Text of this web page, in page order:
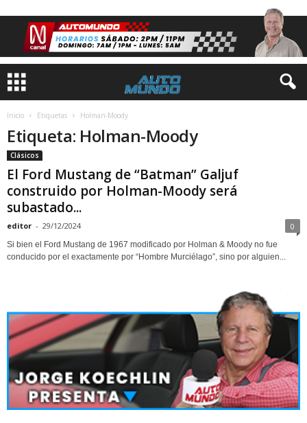
Inicio Etiquetas Holman-Moody
Etiqueta: Holman-Moody
Clásicos
El Ford Mustang de “Batman” Galjuf
construido por Holman-Moody será
subastado...
editor - 29/12/2024 0
Si bien el Ford Mustang de 1967 modificado por Holman & Moody no fue
conducido por el exactamente por “Hombre Murciélago”, sino por alguien...